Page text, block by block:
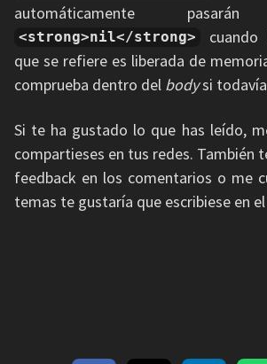
automáticamente
<strong>nil</strong>
que se refiere es liberada de
comprueba dentro del bodysi
Si te ha gustado lo que has leído,
compartieses en tus redes. También
feedback en los comentarios o me
temas te gustaría que escribiese en